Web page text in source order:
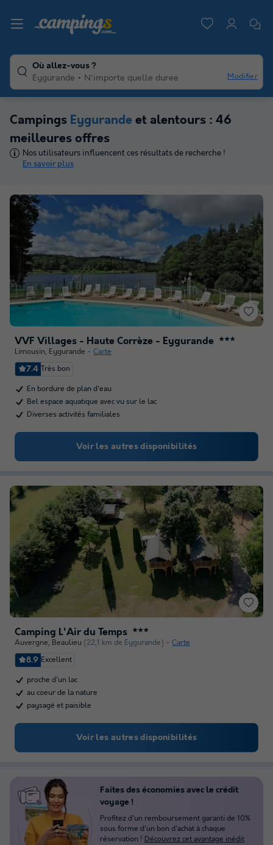
Où allez-vous ?
Eygurande
N'importe quelle duree Modifier
Campings Eygurande et alentours : 46
meilleures offres
Nos utilisateurs influencent ces résultats de recherche !
En savoir plus
VVF Villages - Haute Corrèze - Eygurande ★★★
Limousin, Eygurande Carte
7.4 Très bon
En bordure de plan d'eau
Bel espace aquatique avec vu sur le lac
Diverses activités familiales
Voir les autres disponibilités
Camping L'Air du Temps ★★★
Auvergne, Beaulieu (22,1 km de Eygurande) Carte
8.9 Excellent
proche d'un lac
au coeur de la nature
paysagé et paisible
Voir les autres disponibilités
Faites des économies avec le crédit
voyage !
Profitez d'un remboursement garanti de 10%
sous forme d'un bon d'achat à chaque
réservation ! Découvrez cet avantage inédit